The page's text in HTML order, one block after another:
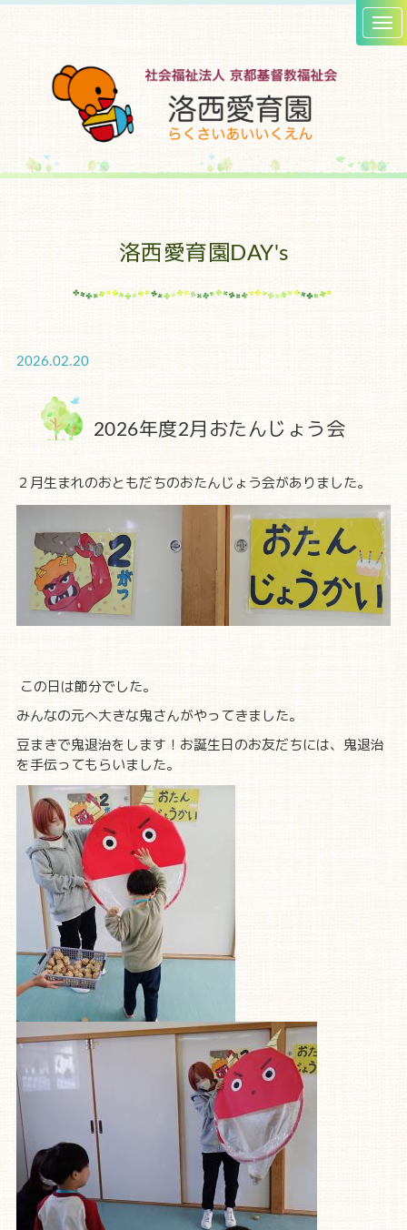
洛西愛育園DAY's
2026.02.20
2026年度2月おたんじょう会
２月生まれのおともだちのおたんじょう会がありました。
この日は節分でした。
みんなの元へ大きな鬼さんがやってきました。
豆まきで鬼退治をします！お誕生日のお友だちには、鬼退治
を手伝ってもらいました。